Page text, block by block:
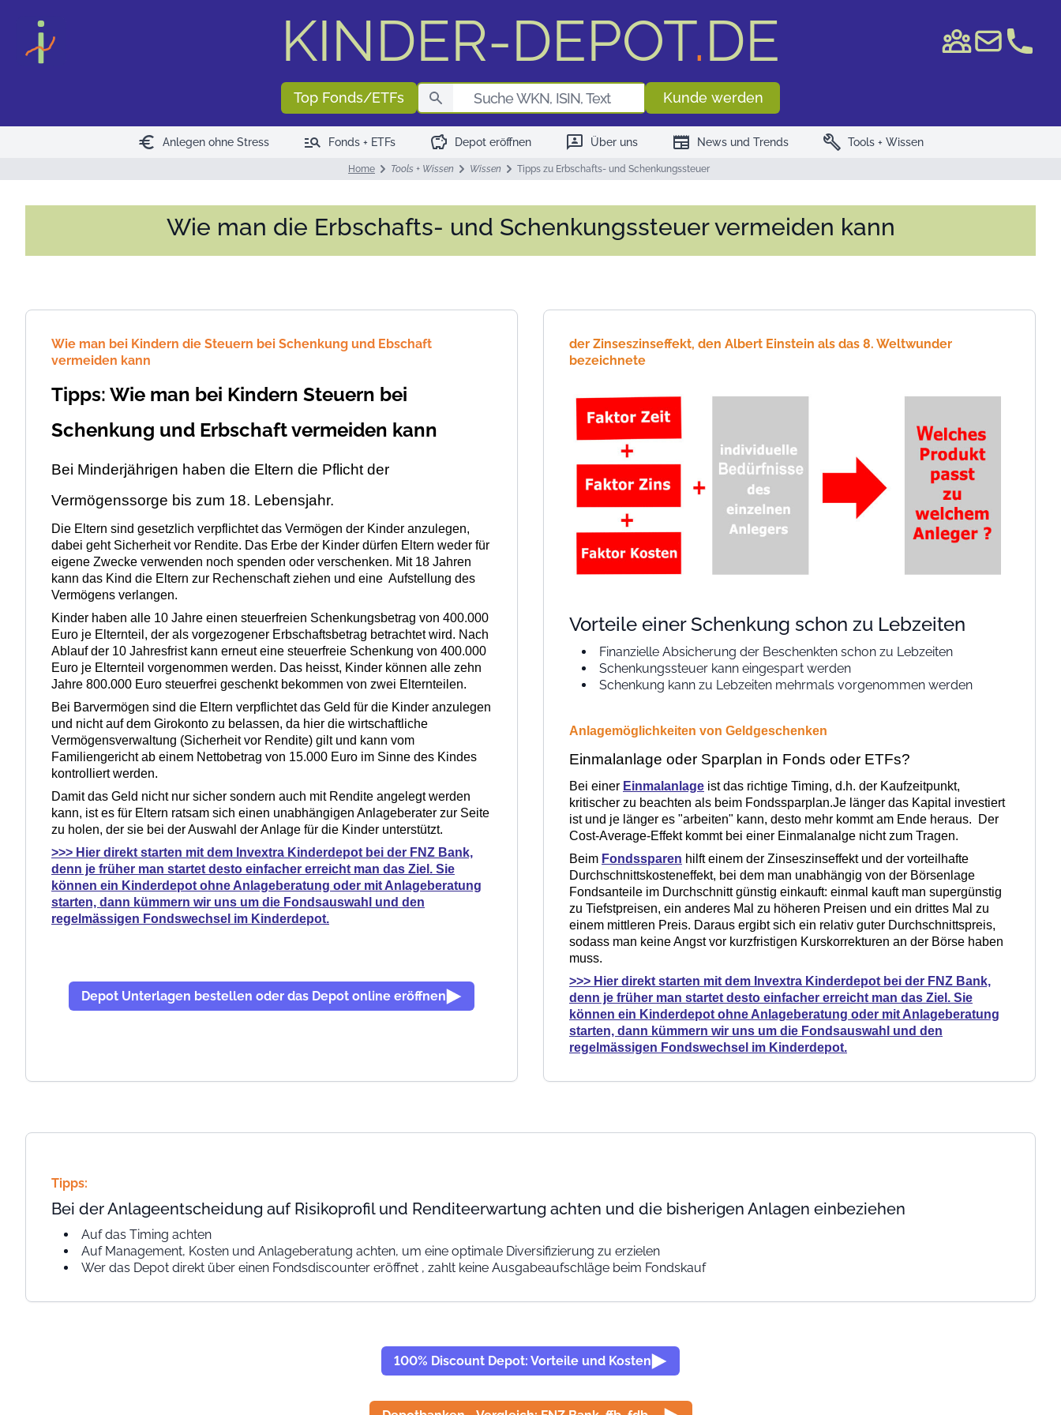
KINDER-DEPOT.DE
Top Fonds/ETFs Fondssuche WKN/ISIN
Kunde werden
euro Anlegen ohne Stress manage_search Fonds + ETFs savings Depot eröffnen 3p Über uns newspaper News und Trends build Tools + Wissen
Home Tools + Wissen Wissen Tipps zu Erbschafts- und Schenkungssteuer
Wie man die Erbschafts- und Schenkungssteuer vermeiden kann
Wie man bei Kindern die Steuern bei Schenkung und Ebschaft
vermeiden kann
Tipps: Wie man bei Kindern Steuern bei
Schenkung und Erbschaft vermeiden kann
Bei Minderjährigen haben die Eltern die Pflicht der
Vermögenssorge bis zum 18. Lebensjahr.
Die Eltern sind gesetzlich verpflichtet das Vermögen der Kinder anzulegen,
dabei geht Sicherheit vor Rendite. Das Erbe der Kinder dürfen Eltern weder für
eigene Zwecke verwenden noch spenden oder verschenken. Mit 18 Jahren
kann das Kind die Eltern zur Rechenschaft ziehen und eine Aufstellung des
Vermögens verlangen.
Kinder haben alle 10 Jahre einen steuerfreien Schenkungsbetrag von 400.000
Euro je Elternteil , der als vorgezogener Erbschaftsbetrag betrachtet wird. Nach
Ablauf der 10 Jahresfrist kann erneut eine steuerfreie Schenkung von 400.000
Euro je Elternteil vorgenommen werden. Das heisst, Kinder können alle zehn
Jahre 800.000 Euro steuerfrei geschenkt bekommen von zwei Elternteilen.
Bei Barvermögen sind die Eltern verpflichtet das Geld für die Kinder anzulegen
und nicht auf dem Girokonto zu belassen, da hier die wirtschaftliche
Vermögensverwaltung (Sicherheit vor Rendite) gilt und kann vom
Familiengericht ab einem Nettobetrag von 15.000 Euro im Sinne des Kindes
kontrolliert werden.
Damit das Geld nicht nur sicher sondern auch mit Rendite angelegt werden
kann, ist es für Eltern ratsam sich einen unabhängigen Anlageberater zur Seite
zu holen, der sie bei der Auswahl der Anlage für die Kinder unterstützt.
>>> Hier direkt starten mit dem Invextra Kinderdepot bei der FNZ Bank,
denn je früher man startet desto einfacher erreicht man das Ziel. Sie
können ein Kinderdepot ohne Anlageberatung oder mit Anlageberatung
starten, dann kümmern wir uns um die Fondsauswahl und den
regelmässigen Fondswechsel im Kinderdepot.
Depot Unterlagen bestellen oder das Depot online eröffnen
der Zinseszinseffekt, den Albert Einstein als das 8. Weltwunder
bezeichnete
Vorteile einer Schenkung schon zu Lebzeiten
Finanzielle Absicherung der Beschenkten schon zu Lebzeiten
Schenkungssteuer kann eingespart werden
Schenkung kann zu Lebzeiten mehrmals vorgenommen werden
Anlagemöglichkeiten von Geldgeschenken
Einmalanlage oder Sparplan in Fonds oder ETFs?
Bei einer Einmalanlage ist das richtige Timing, d.h. der Kaufzeitpunkt,
kritischer zu beachten als beim Fondssparplan.Je länger das Kapital investiert
ist und je länger es "arbeiten" kann, desto mehr kommt am Ende heraus. Der
Cost-Average-Effekt kommt bei einer Einmalanalge nicht zum Tragen.
Beim Fondssparen hilft einem der Zinseszinseffekt und der vorteilhafte
Durchschnittskosteneffekt, bei dem man unabhängig von der Börsenlage
Fondsanteile im Durchschnitt günstig einkauft: einmal kauft man supergünstig
zu Tiefstpreisen, ein anderes Mal zu höheren Preisen und ein drittes Mal zu
einem mittleren Preis. Daraus ergibt sich ein relativ guter Durchschnittspreis,
sodass man keine Angst vor kurzfristigen Kurskorrekturen an der Börse haben
muss.
>>> Hier direkt starten mit dem Invextra Kinderdepot bei der FNZ Bank,
denn je früher man startet desto einfacher erreicht man das Ziel. Sie
können ein Kinderdepot ohne Anlageberatung oder mit Anlageberatung
starten, dann kümmern wir uns um die Fondsauswahl und den
regelmässigen Fondswechsel im Kinderdepot.
Tipps:
Bei der Anlageentscheidung auf Risikoprofil und Renditeerwartung achten und die bisherigen Anlagen einbeziehen
Auf das Timing achten
Auf Management, Kosten und Anlageberatung achten, um eine optimale Diversifizierung zu erzielen
Wer das Depot direkt über einen Fondsdiscounter eröffnet , zahlt keine Ausgabeaufschläge beim Fondskauf
100% Discount Depot: Vorteile und Kosten